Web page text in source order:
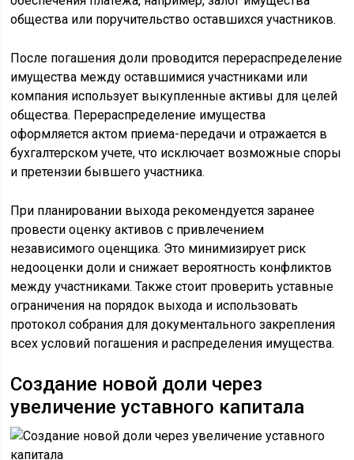
общества или поручительство оставшихся участников.
После погашения доли проводится перераспределение
имущества между оставшимися участниками или
компания использует выкупленные активы для целей
общества. Перераспределение имущества
оформляется актом приема-передачи и отражается в
бухгалтерском учете, что исключает возможные споры
и претензии бывшего участника.
При планировании выхода рекомендуется заранее
провести оценку активов с привлечением
независимого оценщика. Это минимизирует риск
недооценки доли и снижает вероятность конфликтов
между участниками. Также стоит проверить уставные
ограничения на порядок выхода и использовать
протокол собрания для документального закрепления
всех условий погашения и распределения имущества.
Создание новой доли через
увеличение уставного капитала